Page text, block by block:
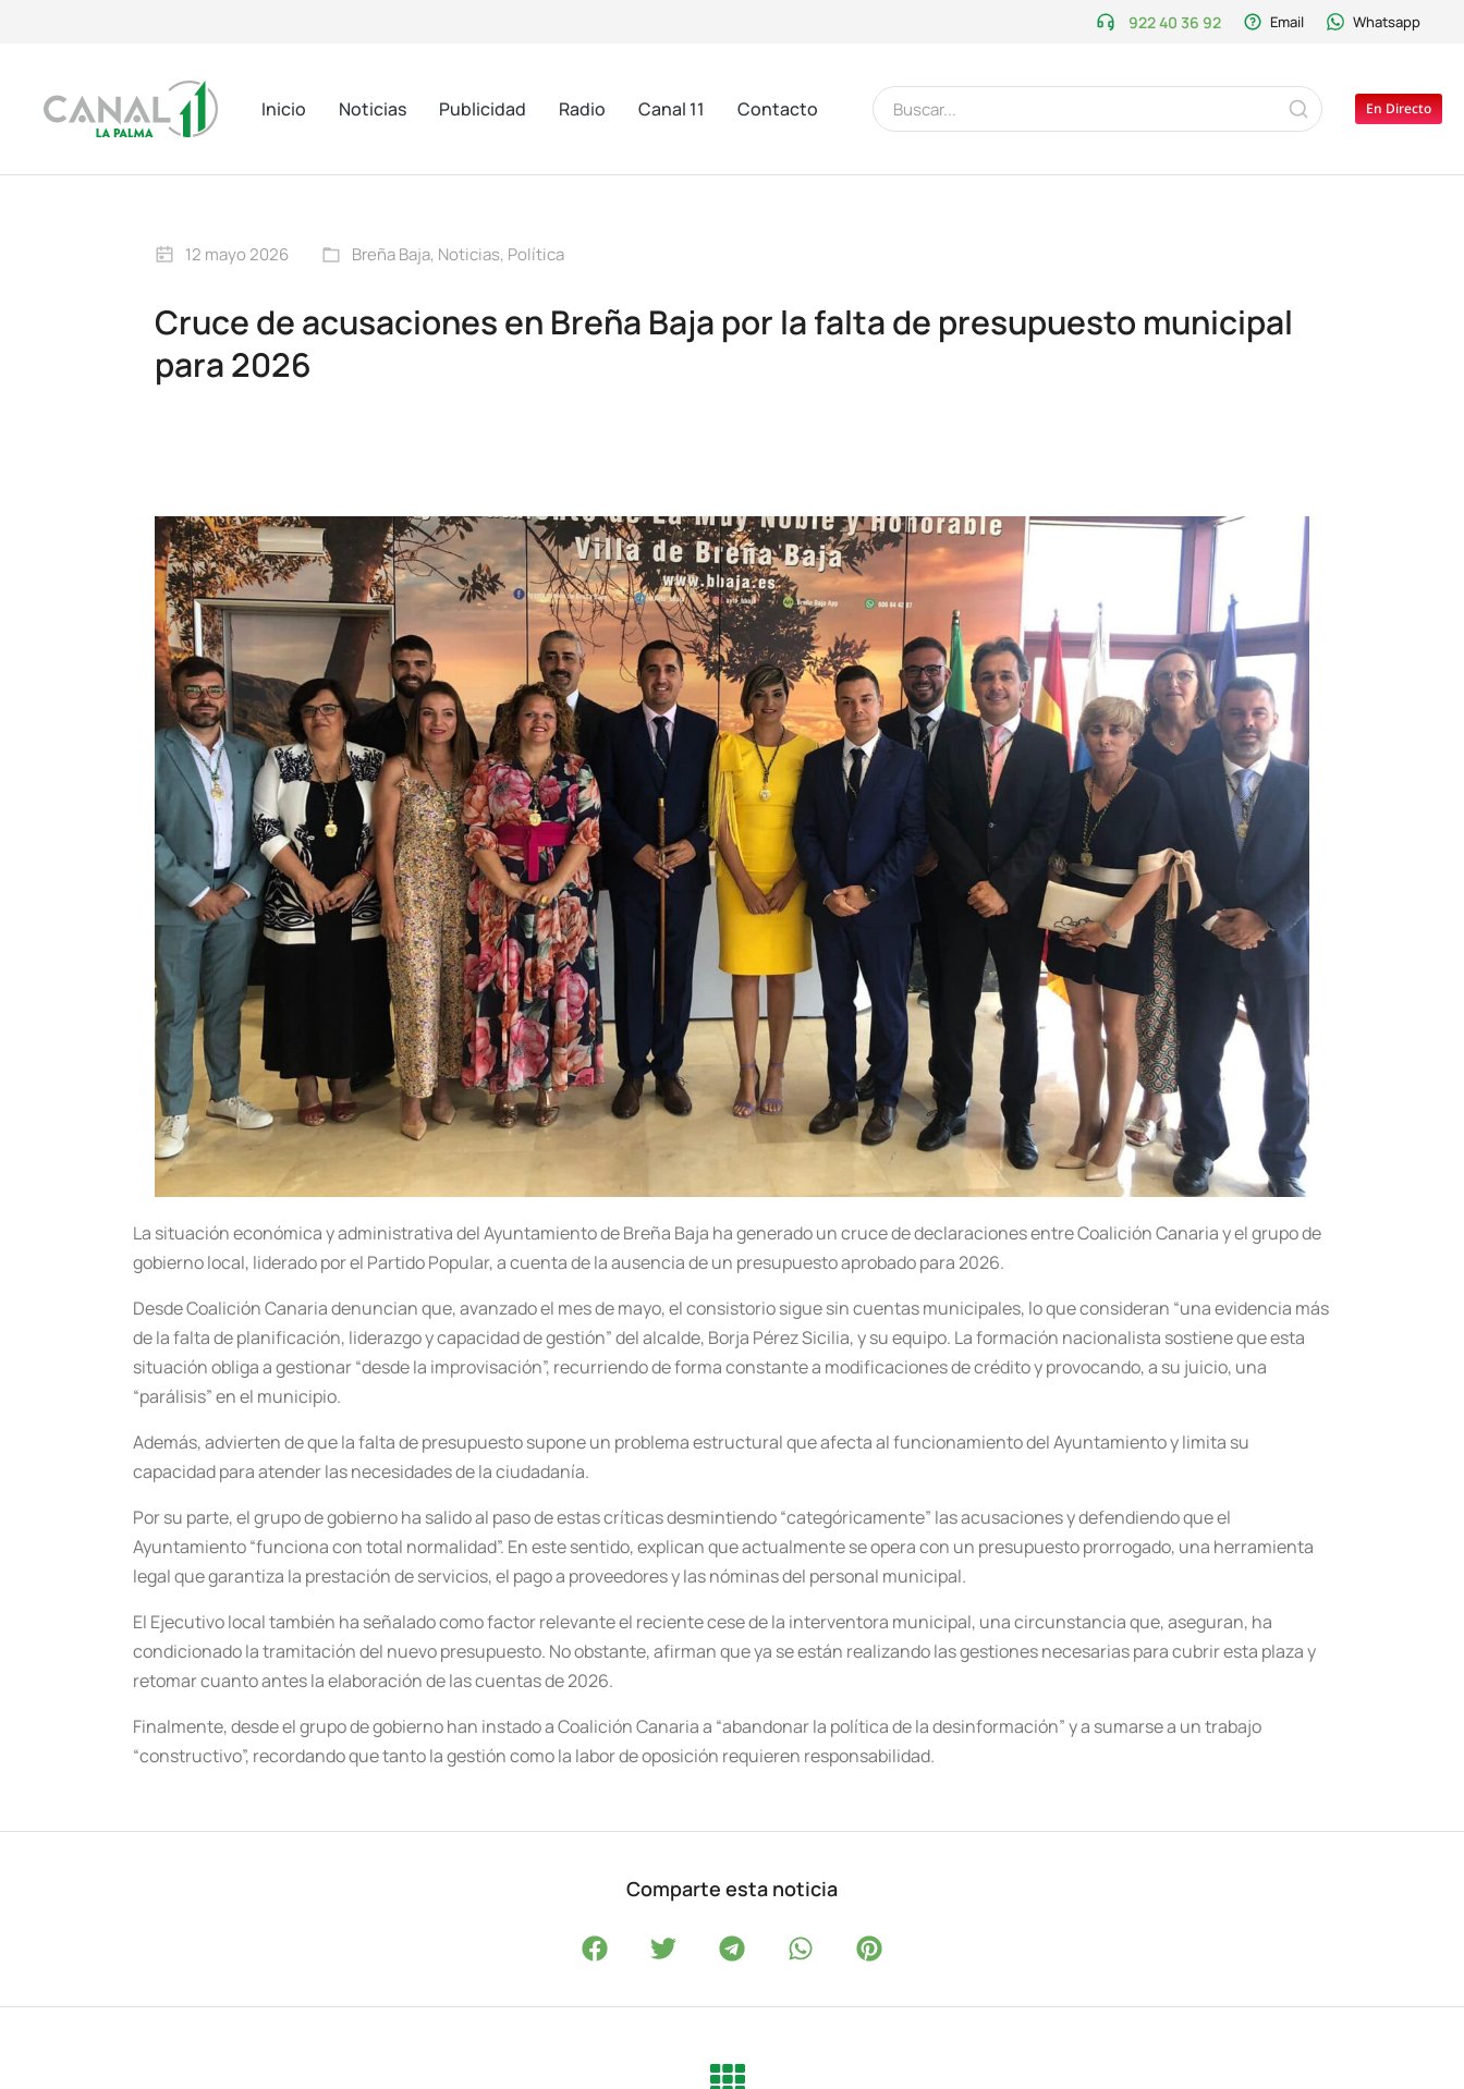
922 40 36 92 Email Whatsapp
Inicio Noticias Publicidad Radio Canal 11 Contacto En Directo
12 mayo 2026 Breña Baja, Noticias, Política
Cruce de acusaciones en Breña Baja por la falta de presupuesto municipal
para 2026
La situación económica y administrativa del Ayuntamiento de Breña Baja ha generado un cruce de declaraciones entre Coalición Canaria y el grupo de
gobierno local, liderado por el Partido Popular, a cuenta de la ausencia de un presupuesto aprobado para 2026.
Desde Coalición Canaria denuncian que, avanzado el mes de mayo, el consistorio sigue sin cuentas municipales, lo que consideran “una evidencia más
de la falta de planificación, liderazgo y capacidad de gestión” del alcalde, Borja Pérez Sicilia, y su equipo. La formación nacionalista sostiene que esta
situación obliga a gestionar “desde la improvisación”, recurriendo de forma constante a modificaciones de crédito y provocando, a su juicio, una
“parálisis” en el municipio.
Además, advierten de que la falta de presupuesto supone un problema estructural que afecta al funcionamiento del Ayuntamiento y limita su
capacidad para atender las necesidades de la ciudadanía.
Por su parte, el grupo de gobierno ha salido al paso de estas críticas desmintiendo “categóricamente” las acusaciones y defendiendo que el
Ayuntamiento “funciona con total normalidad”. En este sentido, explican que actualmente se opera con un presupuesto prorrogado, una herramienta
legal que garantiza la prestación de servicios, el pago a proveedores y las nóminas del personal municipal.
El Ejecutivo local también ha señalado como factor relevante el reciente cese de la interventora municipal, una circunstancia que, aseguran, ha
condicionado la tramitación del nuevo presupuesto. No obstante, afirman que ya se están realizando las gestiones necesarias para cubrir esta plaza y
retomar cuanto antes la elaboración de las cuentas de 2026.
Finalmente, desde el grupo de gobierno han instado a Coalición Canaria a “abandonar la política de la desinformación” y a sumarse a un trabajo
“constructivo”, recordando que tanto la gestión como la labor de oposición requieren responsabilidad.
Comparte esta noticia